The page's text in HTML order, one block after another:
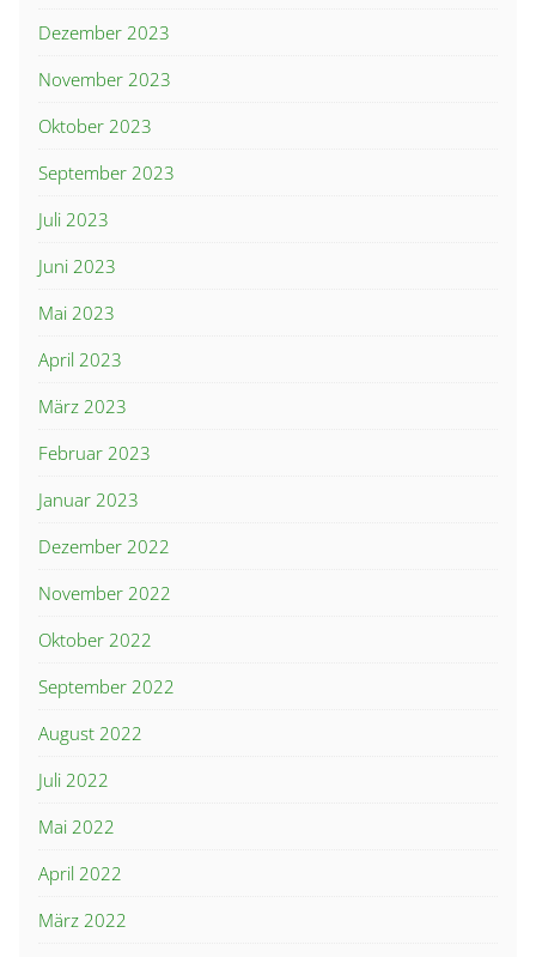
Dezember 2023
November 2023
Oktober 2023
September 2023
Juli 2023
Juni 2023
Mai 2023
April 2023
März 2023
Februar 2023
Januar 2023
Dezember 2022
November 2022
Oktober 2022
September 2022
August 2022
Juli 2022
Mai 2022
April 2022
März 2022